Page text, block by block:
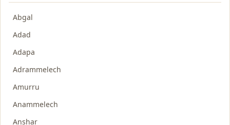
Abgal
Adad
Adapa
Adrammelech
Amurru
Anammelech
Anshar